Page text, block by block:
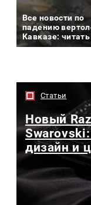
Все новости по
падению
Кавказе:
Статьи
Новый
дизайн и